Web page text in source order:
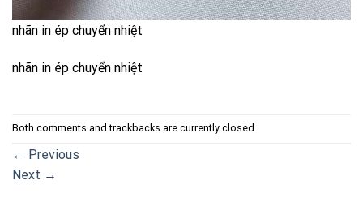
nhãn in ép chuyển nhiệt
nhãn in ép chuyển nhiệt
Both comments and trackbacks are currently closed.
← Previous
Next →